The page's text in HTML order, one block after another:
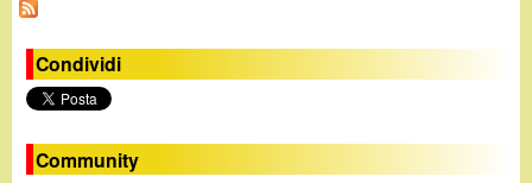
g
i
n
e
Condividi
Community